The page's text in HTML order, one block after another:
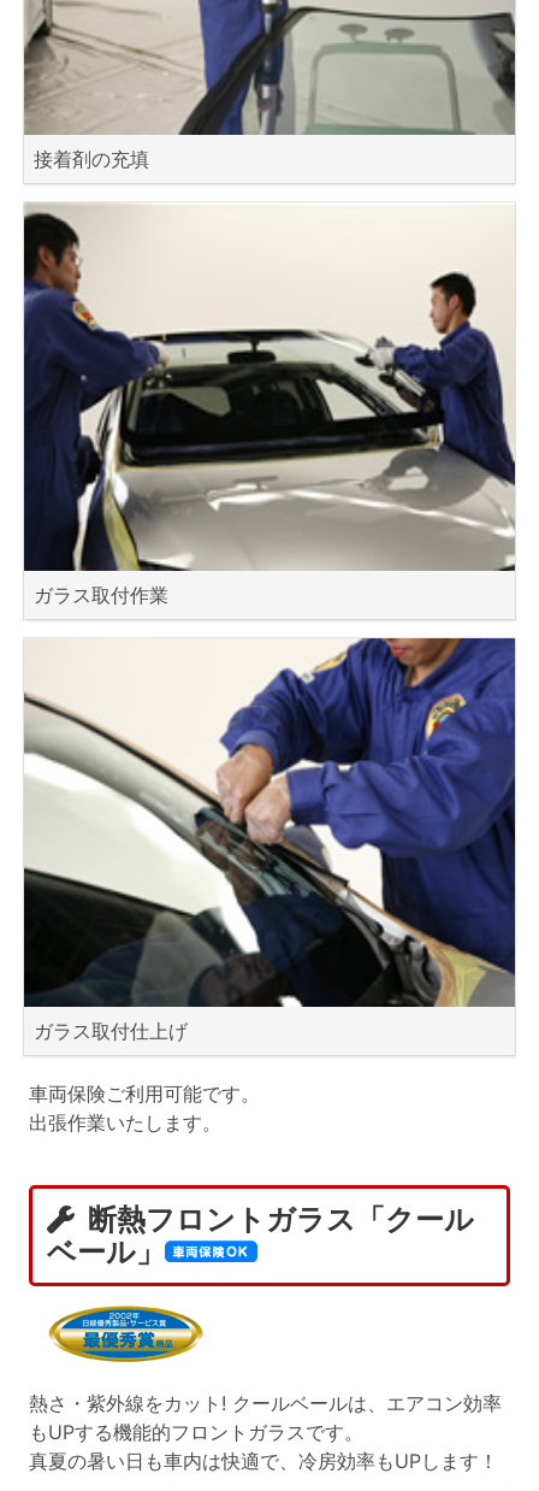
接着剤の充填
ガラス取付作業
ガラス取付仕上げ
車両保険ご利用可能です。
出張作業いたします。
断熱フロントガラス「クール
ベール」
熱さ・紫外線をカット! クールベールは、エアコン効率
もUPする機能的フロントガラスです。
真夏の暑い日も車内は快適で、冷房効率もUPします！